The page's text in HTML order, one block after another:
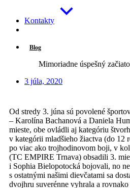
Kontakty
Blog
Mimoriadne úspešný
3 júla, 2020
Od stredy 3. júna sú povolené
– Karolína Bachanová a Daniela
mieste, obe ovládli aj kategóriu
v kategórii mladšieho žiactva (do
po viac ako trojhodinovom boji, v
(TC EMPIRE Trnava) obsadili 3.
i Sophia Bielopotocká bojovali, no
s ostatnými našimi dievčatami sa
dvojhru suverénne vyhrala a